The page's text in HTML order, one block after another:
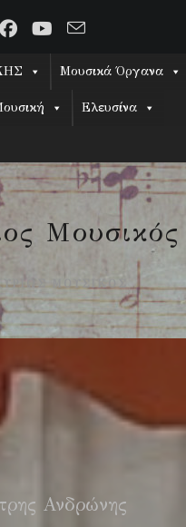
Μουσικά Όργανα
Ελευσίνα
Μουσικός
ΜΟΥΣΙΚΌΣ
Ανδρώνης